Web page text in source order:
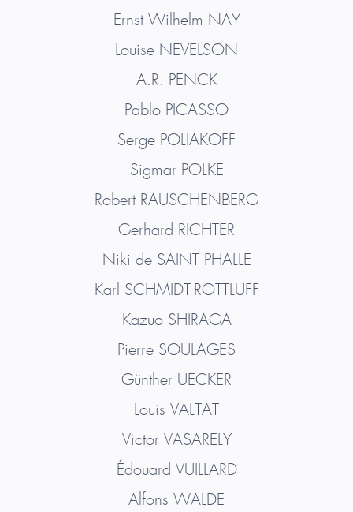
Ernst Wilhelm NAY
Louise NEVELSON
A.R. PENCK
Pablo PICASSO
Serge POLIAKOFF
Sigmar POLKE
Robert RAUSCHENBERG
Gerhard RICHTER
Niki de SAINT PHALLE
Karl SCHMIDT-ROTTLUFF
Kazuo SHIRAGA
Pierre SOULAGES
Günther UECKER
Louis VALTAT
Victor VASARELY
Édouard VUILLARD
Alfons WALDE